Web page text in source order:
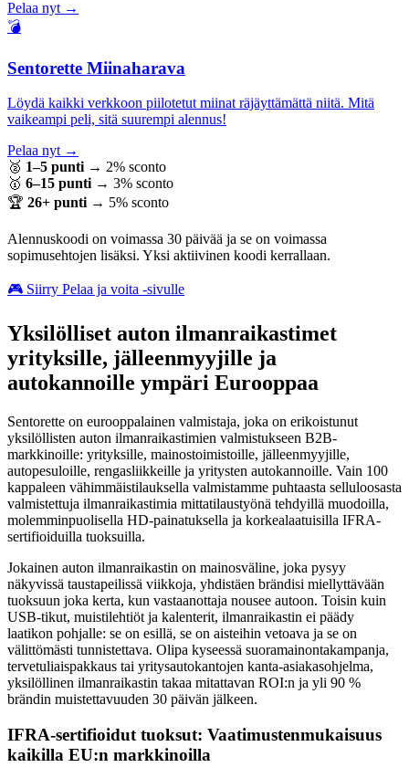
Pelaa nyt →
💣
Sentorette Miinaharava
Löydä kaikki verkkoon piilotetut miinat räjäyttämättä niitä. Mitä
vaikeampi peli, sitä suurempi alennus!
Pelaa nyt →
🥈 1–5 punti → 2% sconto
🥇 6–15 punti → 3% sconto
🏆 26+ punti → 5% sconto
Alennuskoodi on voimassa 30 päivää ja se on voimassa
sopimusehtojen lisäksi. Yksi aktiivinen koodi kerrallaan.
🎮 Siirry Pelaa ja voita -sivulle
Yksilölliset auton ilmanraikastimet
yrityksille, jälleenmyyjille ja
autokannoille ympäri Eurooppaa
Sentorette on eurooppalainen valmistaja, joka on erikoistunut
yksilöllisten auton ilmanraikastimien valmistukseen B2B-
markkinoille: yrityksille, mainostoimistoille, jälleenmyyjille,
autopesuloille, rengasliikkeille ja yritysten autokannoille. Vain 100
kappaleen vähimmäistilauksella valmistamme puhtaasta selluloosasta
valmistettuja ilmanraikastimia mittatilaustyönä tehdyillä muodoilla,
molemminpuolisella HD-painatuksella ja korkealaatuisilla IFRA-
sertifioiduilla tuoksuilla.
Jokainen auton ilmanraikastin on mainosväline, joka pysyy
näkyvissä taustapeilissä viikkoja, yhdistäen brändisi miellyttävään
tuoksuun joka kerta, kun vastaanottaja nousee autoon. Toisin kuin
USB-tikut, muistilehtiöt ja kalenterit, ilmanraikastin ei päädy
laatikon pohjalle: se on esillä, se on aisteihin vetoava ja se on
välittömästi tunnistettava. Olipa kyseessä suoramainontakampanja,
tervetuliaispakkaus tai yritysautokantojen kanta-asiakasohjelma,
yksilöllinen ilmanraikastin takaa mitattavan ROI:n ja yli 90 %
brändin muistettavuuden 30 päivän jälkeen.
IFRA-sertifioidut tuoksut: Vaatimustenmukaisuus
kaikilla EU:n markkinoilla